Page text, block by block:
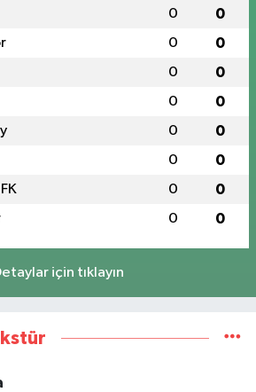
0 0
0 0
0 0
0 0
0 0
0 0
0 0
0 0
için tıklayın